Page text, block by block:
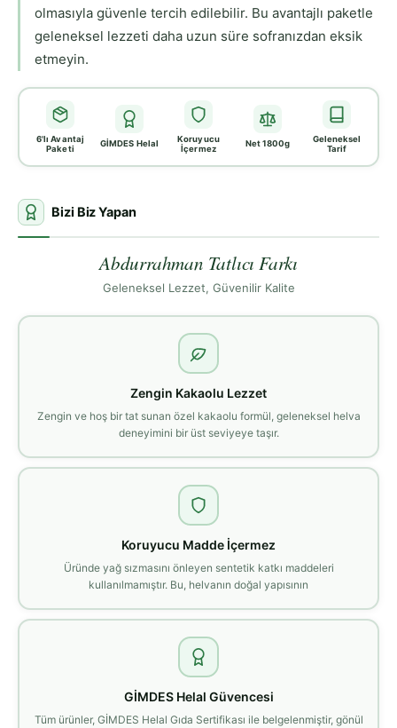
olmasıyla güvenle tercih edilebilir. Bu avantajlı paketle
geleneksel lezzeti daha uzun süre sofranızdan eksik
etmeyin.
6'lı Avantaj
Paketi
GİMDES Helal
Koruyucu
İçermez
Net 1800g
Geleneksel
Tarif
Bizi Biz Yapan
Abdurrahman Tatlıcı Farkı
Geleneksel Lezzet, Güvenilir Kalite
Zengin Kakaolu Lezzet
Zengin ve hoş bir tat sunan özel kakaolu formül, geleneksel helva
deneyimini bir üst seviyeye taşır.
Koruyucu Madde İçermez
Üründe yağ sızmasını önleyen sentetik katkı maddeleri
kullanılmamıştır. Bu, helvanın doğal yapısının
GİMDES Helal Güvencesi
Tüm ürünler, GİMDES Helal Gıda Sertifikası ile belgelenmiştir, gönül